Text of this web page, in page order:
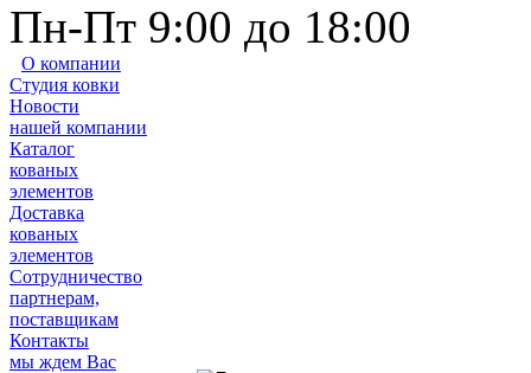
Пн-Пт 9:00 до 18:00
О компании
Студия ковки
Новости
нашей компании
Каталог
кованых
элементов
Доставка
кованых
элементов
Сотрудничество
партнерам,
поставщикам
Контакты
мы ждем Вас